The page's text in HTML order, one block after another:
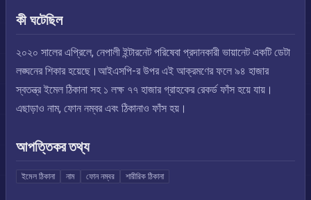
কী ঘটেছিল
২০২০ সালের এপ্রিলে, নেপালী ইন্টারনেট পরিষেবা প্রদানকারী ভায়ানেট একটি ডেটা
লঙ্ঘনের শিকার হয়েছে।আইএসপি-র উপর এই আক্রমণের ফলে ৯৪ হাজার
স্বতন্ত্র ইমেল ঠিকানা সহ ১ লক্ষ ৭৭ হাজার গ্রাহকের রেকর্ড ফাঁস হয়ে যায়।
এছাড়াও নাম, ফোন নম্বর এবং ঠিকানাও ফাঁস হয়।
আপত্তিকর তথ্য
ইমেল ঠিকানা নাম ফোন নম্বর শারীরিক ঠিকানা